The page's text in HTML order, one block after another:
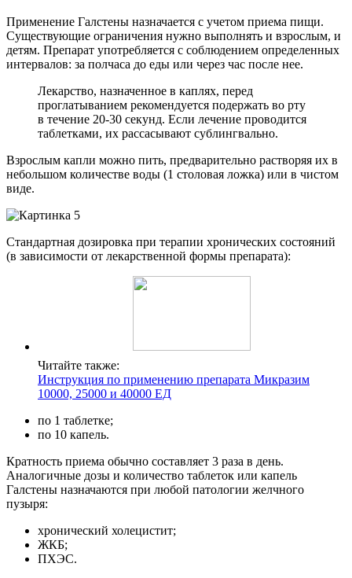
Применение Галстены назначается с учетом приема пищи.
Существующие ограничения нужно выполнять и взрослым, и
детям. Препарат употребляется с соблюдением определенных
интервалов: за полчаса до еды или через час после нее.
Лекарство, назначенное в каплях, перед
проглатыванием рекомендуется подержать во рту
в течение 20-30 секунд. Если лечение проводится
таблетками, их рассасывают сублингвально.
Взрослым капли можно пить, предварительно растворяя их в
небольшом количестве воды (1 столовая ложка) или в чистом
виде.
Стандартная дозировка при терапии хронических состояний
(в зависимости от лекарственной формы препарата):
Читайте также:
Инструкция по применению препарата Микразим
10000, 25000 и 40000 ЕД
по 1 таблетке;
по 10 капель.
Кратность приема обычно составляет 3 раза в день.
Аналогичные дозы и количество таблеток или капель
Галстены назначаются при любой патологии желчного
пузыря:
хронический холецистит;
ЖКБ;
ПХЭС.